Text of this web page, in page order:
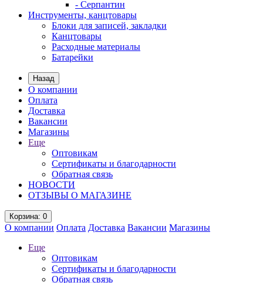
- Серпантин
Инструменты, канцтовары
Блоки для записей, закладки
Канцтовары
Расходные материалы
Батарейки
Назад
О компании
Оплата
Доставка
Вакансии
Магазины
Еще
Оптовикам
Сертификаты и благодарности
Обратная связь
НОВОСТИ
ОТЗЫВЫ О МАГАЗИНЕ
Корзина: 0
О компании Оплата Доставка Вакансии Магазины
Еще
Оптовикам
Сертификаты и благодарности
Обратная связь